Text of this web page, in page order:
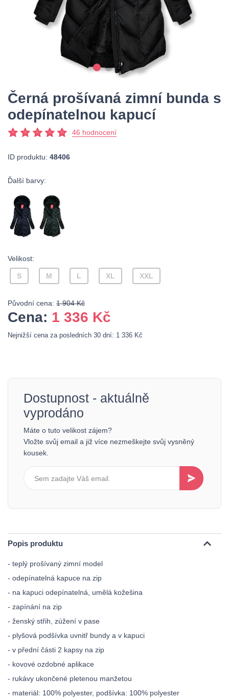
Černá prošívaná zimní bunda s
odepínatelnou kapucí
46 hodnocení
ID produktu: 48406
Ďalší barvy:
Velikost:
S M L XL XXL
Původní cena: 1 904 Kč
Cena: 1 336 Kč
Nejnižší cena za posledních 30 dní: 1 336 Kč
Dostupnost - aktuálně
vyprodáno
Máte o tuto velikost zájem?
Vložte svůj email a již více nezmeškejte svůj vysněný
kousek.
Popis produktu
- teplý prošívaný zimní model
- odepínatelná kapuce na zip
- na kapuci odepínatelná, umělá kožešina
- zapínání na zip
- ženský střih, zúžení v pase
- plyšová podšívka uvnitř bundy a v kapuci
- v přední části 2 kapsy na zip
- kovové ozdobné aplikace
- rukávy ukončené pletenou manžetou
- materiál: 100% polyester, podšívka: 100% polyester